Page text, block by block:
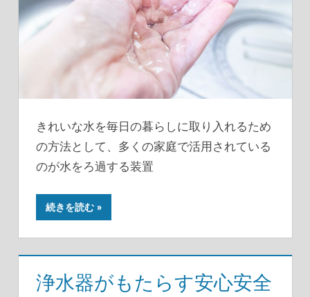
きれいな水を毎日の暮らしに取り入れるため
の方法として、多くの家庭で活用されている
のが水をろ過する装置
続きを読む
浄水器がもたらす安心安全